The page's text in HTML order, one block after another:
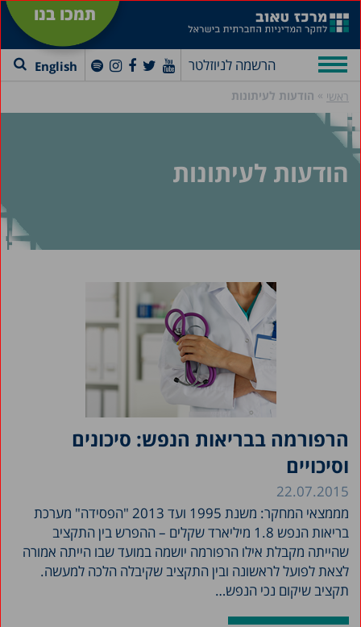
תמכו בנו
הרשמה לניוזלטר English
ראשי » הודעות לעיתונות
הודעות לעיתונות
הרפורמה בבריאות הנפש: סיכונים
וסיכויים
22.07.2015
מממצאי המחקר: משנת 1995 ועד 2013 "הפסידה" מערכת
בריאות הנפש 1.8 מיליארד שקלים – ההפרש בין התקציב
שהייתה מקבלת אילו הרפורמה יושמה במועד שבו הייתה אמורה
לצאת לפועל לראשונה ובין התקציב שקיבלה הלכה למעשה.
תקציב שיקום נכי הנפש…